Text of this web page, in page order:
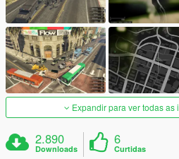
Expandir para ver todas as
2.890
Downloads
6
Curtidas